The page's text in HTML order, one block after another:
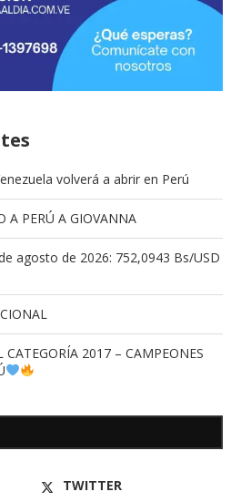
volverá a abrir en Perú
A PERÚ A GIOVANNA
agosto de 2026: 752,0943 Bs/USD
CATEGORÍA 2017 – CAMPEONES
TWITTER